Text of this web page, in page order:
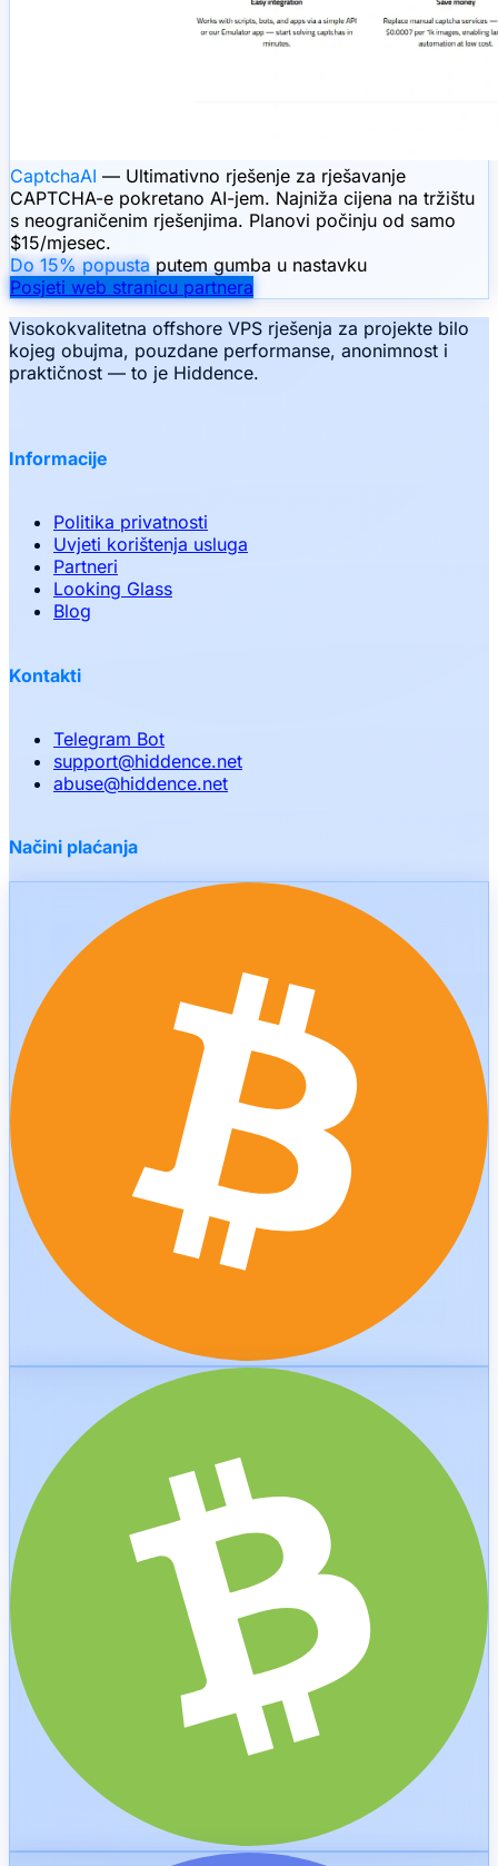
CaptchaAI — Ultimativno rješenje za rješavanje
CAPTCHA-e pokretano AI-jem. Najniža cijena na tržištu
s neograničenim rješenjima. Planovi počinju od samo
$15/mjesec.
Do 15% popusta putem gumba u nastavku
Posjeti web stranicu partnera
Visokokvalitetna offshore VPS rješenja za projekte bilo
kojeg obujma, pouzdane performanse, anonimnost i
praktičnost — to je Hiddence.
Informacije
Politika privatnosti
Uvjeti korištenja usluga
Partneri
Looking Glass
Blog
Kontakti
Telegram Bot
support@hiddence.net
abuse@hiddence.net
Načini plaćanja